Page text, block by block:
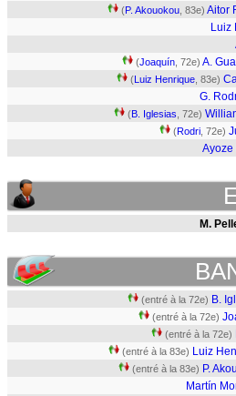
(P. Akouokou , 83e) Aitor
Luiz
(Joaquín , 72e) A.
(Luiz Henrique , 83e)
G.
(B. Iglesias , 72e)
(Rodri , 72e)
Ayoze
M.
(entré à la 72e) B.
(entré à la 72e)
(entré à la 72e)
(entré à la 83e) Luiz
(entré à la 83e) P.
Martín